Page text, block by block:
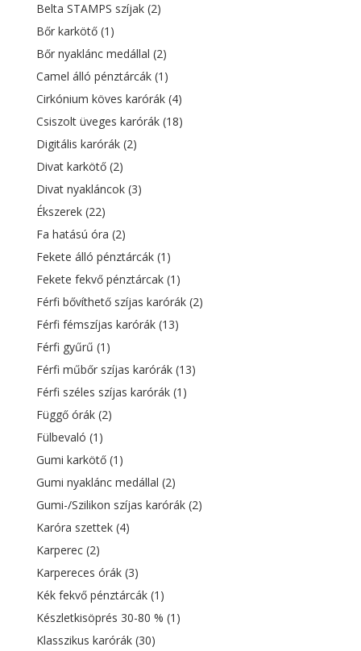
Belta STAMPS szíjak (2)
Bőr karkötő (1)
Bőr nyaklánc medállal (2)
Camel álló pénztárcák (1)
Cirkónium köves karórák (4)
Csiszolt üveges karórák (18)
Digitális karórák (2)
Divat karkötő (2)
Divat nyakláncok (3)
Ékszerek (22)
Fa hatású óra (2)
Fekete álló pénztárcák (1)
Fekete fekvő pénztárcak (1)
Férfi bővíthető szíjas karórák (2)
Férfi fémszíjas karórák (13)
Férfi gyűrű (1)
Férfi műbőr szíjas karórák (13)
Férfi széles szíjas karórák (1)
Függő órák (2)
Fülbevaló (1)
Gumi karkötő (1)
Gumi nyaklánc medállal (2)
Gumi-/Szilikon szíjas karórák (2)
Karóra szettek (4)
Karperec (2)
Karpereces órák (3)
Kék fekvő pénztárcák (1)
Készletkisöprés 30-80 % (1)
Klasszikus karórák (30)